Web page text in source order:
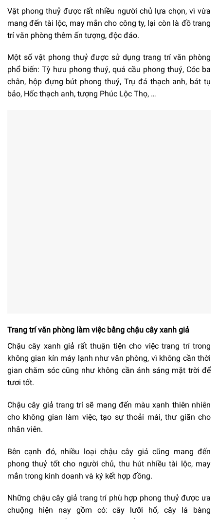
Vật phong thuỷ được rất nhiều người chủ lựa chọn, vì vừa
mang đến tài lộc, may mắn cho công ty, lại còn là đồ trang
trí văn phòng thêm ấn tượng, độc đáo.
Một số vật phong thuỷ được sử dụng trang trí văn phòng
phổ biến: Tỳ hưu phong thuỷ, quả cầu phong thuỷ, Cóc ba
chân, hộp đựng bút phong thuỷ, Trụ đá thạch anh, bát tụ
bảo, Hốc thạch anh, tượng Phúc Lộc Thọ, …
Trang trí văn phòng làm việc bằng chậu cây xanh giả
Chậu cây xanh giả rất thuận tiện cho việc trang trí trong
không gian kín máy lạnh như văn phòng, vì không cần thời
gian chăm sóc cũng như không cần ánh sáng mặt trời để
tươi tốt.
Chậu cây giả trang trí sẽ mang đến màu xanh thiên nhiên
cho không gian làm việc, tạo sự thoải mái, thư giãn cho
nhân viên.
Bên cạnh đó, nhiều loại chậu cây giả cũng mang đến
phong thuỷ tốt cho người chủ, thu hút nhiều tài lộc, may
mắn trong kinh doanh và ký kết hợp đồng.
Những chậu cây giả trang trí phù hợp phong thuỷ được ưa
chuộng hiện nay gồm có: cây lưỡi hổ, cây lá bàng